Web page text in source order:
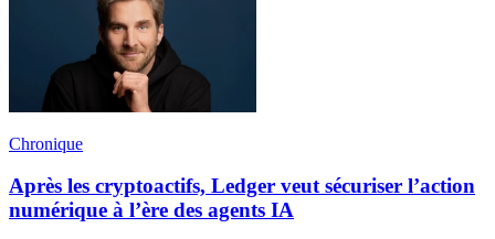
Chronique
Après les cryptoactifs, Ledger veut sécuriser l’action
numérique à l’ère des agents IA